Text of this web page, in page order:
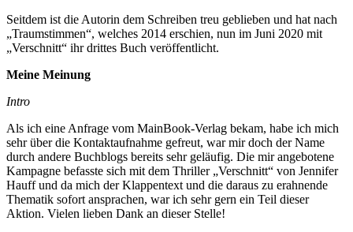
Seitdem ist die Autorin dem Schreiben treu geblieben und hat nach
„Traumstimmen“, welches 2014 erschien, nun im Juni 2020 mit
„Verschnitt“ ihr drittes Buch veröffentlicht.
Meine Meinung
Intro
Als ich eine Anfrage vom MainBook-Verlag bekam, habe ich mich
sehr über die Kontaktaufnahme gefreut, war mir doch der Name
durch andere Buchblogs bereits sehr geläufig. Die mir angebotene
Kampagne befasste sich mit dem Thriller „Verschnitt“ von Jennifer
Hauff und da mich der Klappentext und die daraus zu erahnende
Thematik sofort ansprachen, war ich sehr gern ein Teil dieser
Aktion. Vielen lieben Dank an dieser Stelle!